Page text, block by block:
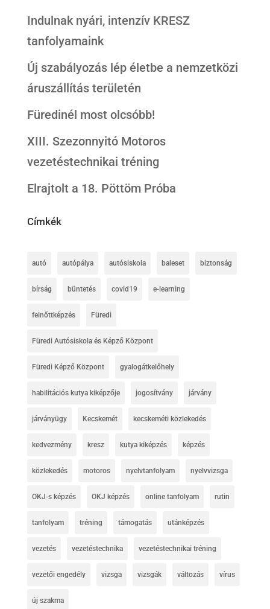
Indulnak nyári, intenzív KRESZ
tanfolyamaink
Új szabályozás lép életbe a nemzetközi
áruszállítás területén
Füredinél most olcsóbb!
XIII. Szezonnyitó Motoros
vezetéstechnikai tréning
Elrajtolt a 18. Pöttöm Próba
Címkék
autó autópálya autósiskola baleset biztonság
bírság büntetés covid19 e-learning
felnőttképzés Füredi
Füredi Autósiskola és Képző Központ
Füredi Képző Központ gyalogátkelőhely
habilitációs kutya kiképzője jogosítvány járvány
járványügy Kecskemét kecskeméti közlekedés
kedvezmény kresz kutya kiképzés képzés
közlekedés motoros nyelvtanfolyam nyelvvizsga
OKJ-s képzés OKJ képzés online tanfolyam rutin
tanfolyam tréning támogatás utánképzés
vezetés vezetéstechnika vezetéstechnikai tréning
vezetői engedély vizsga vizsgák változás vírus
új szakma